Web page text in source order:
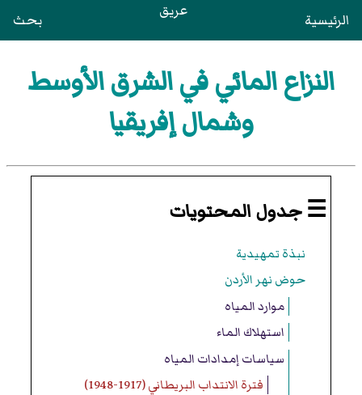
الرئيسية عريق بحث
النزاع المائي في الشرق الأوسط
وشمال إفريقيا
☰ جدول المحتويات
نبذة تمهيدية
حوض نهر الأردن
موارد المياه
استهلاك الماء
سياسات إمدادات المياه
فترة الانتداب البريطاني (1917-1948)